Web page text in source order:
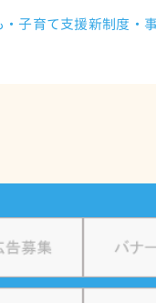
・子育て支援新制度・